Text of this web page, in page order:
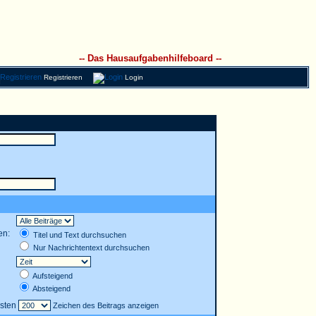
-- Das Hausaufgabenhilfeboard --
Registrieren Login
Titel und Text durchsuchen
Nur Nachrichtentext durchsuchen
Aufsteigend
Absteigend
Zeichen des Beitrags anzeigen